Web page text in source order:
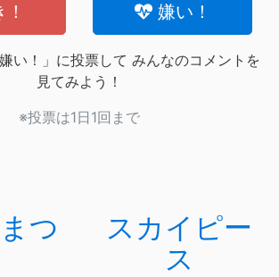
嫌い！
い！」に投票して みんなのコメントを
見てみよう！
※投票は1日1回まで
つ
スカイピー
ス